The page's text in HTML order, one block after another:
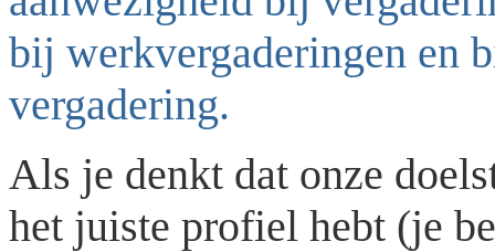
bij werkvergaderingen en
vergadering.
Als je denkt dat onze
het juiste profiel hebt (je